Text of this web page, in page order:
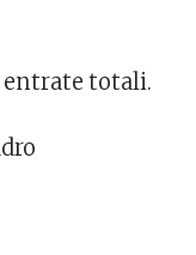
entrate totali.